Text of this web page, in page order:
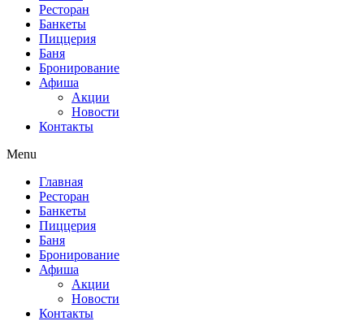
Ресторан
Банкеты
Пиццерия
Баня
Бронирование
Афиша
Акции
Новости
Контакты
Menu
Главная
Ресторан
Банкеты
Пиццерия
Баня
Бронирование
Афиша
Акции
Новости
Контакты